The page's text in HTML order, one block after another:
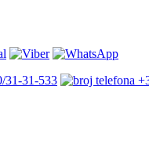
31-31-533